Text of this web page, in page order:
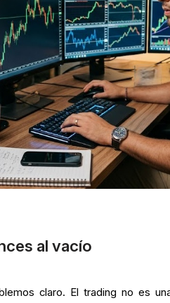
al vacío
claro. El trading no es